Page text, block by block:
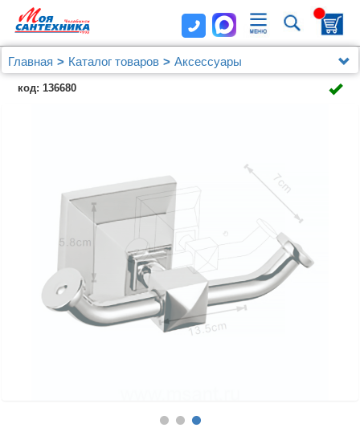
Главная Каталог товаров
Аксессуары
Крючок двойной AZARIO ALTRE хром (AZ96005A)
код: 136680